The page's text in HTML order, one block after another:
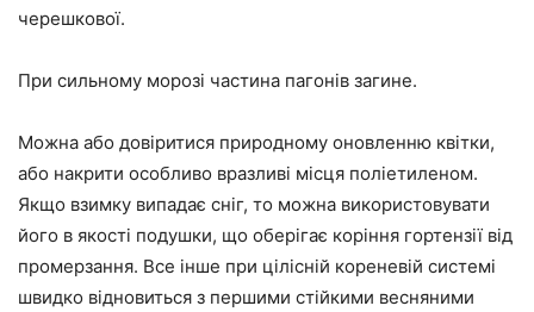
черешкової.
При сильному морозі частина пагонів загине.
Можна або довіритися природному оновленню квітки,
або накрити особливо вразливі місця поліетиленом.
Якщо взимку випадає сніг, то можна використовувати
його в якості подушки, що оберігає коріння гортензії від
промерзання. Все інше при цілісній кореневій системі
швидко відновиться з першими стійкими весняними